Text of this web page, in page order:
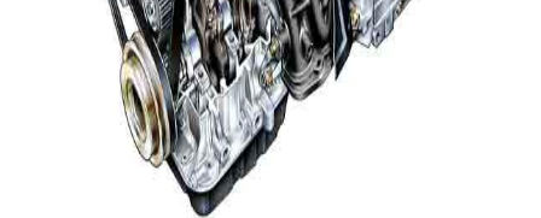
ad